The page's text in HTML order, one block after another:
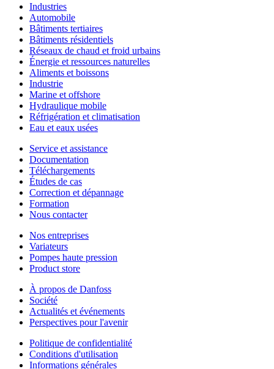
Industries
Automobile
Bâtiments tertiaires
Bâtiments résidentiels
Réseaux de chaud et froid urbains
Énergie et ressources naturelles
Aliments et boissons
Industrie
Marine et offshore
Hydraulique mobile
Réfrigération et climatisation
Eau et eaux usées
Service et assistance
Documentation
Téléchargements
Études de cas
Correction et dépannage
Formation
Nous contacter
Nos entreprises
Variateurs
Pompes haute pression
Product store
À propos de Danfoss
Société
Actualités et événements
Perspectives pour l'avenir
Politique de confidentialité
Conditions d'utilisation
Informations générales